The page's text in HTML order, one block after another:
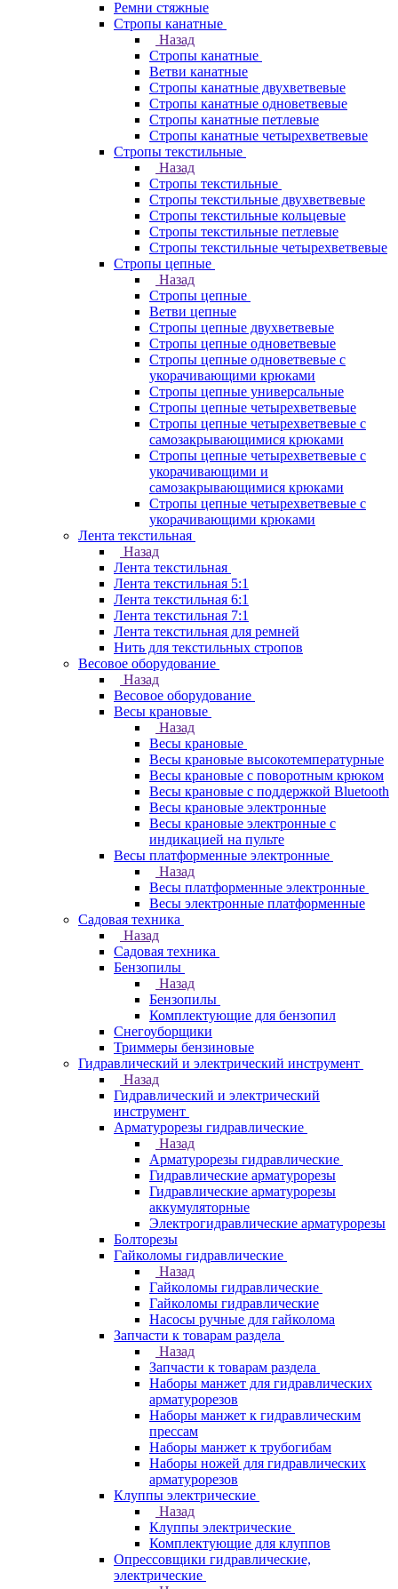
Ремни стяжные
Стропы канатные
Назад
Стропы канатные
Ветви канатные
Стропы канатные двухветвевые
Стропы канатные одноветвевые
Стропы канатные петлевые
Стропы канатные четырехветвевые
Стропы текстильные
Назад
Стропы текстильные
Стропы текстильные двухветвевые
Стропы текстильные кольцевые
Стропы текстильные петлевые
Стропы текстильные четырехветвевые
Стропы цепные
Назад
Стропы цепные
Ветви цепные
Стропы цепные двухветвевые
Стропы цепные одноветвевые
Стропы цепные одноветвевые с
укорачивающими крюками
Стропы цепные универсальные
Стропы цепные четырехветвевые
Стропы цепные четырехветвевые с
самозакрывающимися крюками
Стропы цепные четырехветвевые с
укорачивающими и
самозакрывающимися крюками
Стропы цепные четырехветвевые с
укорачивающими крюками
Лента текстильная
Назад
Лента текстильная
Лента текстильная 5:1
Лента текстильная 6:1
Лента текстильная 7:1
Лента текстильная для ремней
Нить для текстильных стропов
Весовое оборудование
Назад
Весовое оборудование
Весы крановые
Назад
Весы крановые
Весы крановые высокотемпературные
Весы крановые с поворотным крюком
Весы крановые с поддержкой Bluetooth
Весы крановые электронные
Весы крановые электронные с
индикацией на пульте
Весы платформенные электронные
Назад
Весы платформенные электронные
Весы электронные платформенные
Садовая техника
Назад
Садовая техника
Бензопилы
Назад
Бензопилы
Комплектующие для бензопил
Снегоуборщики
Триммеры бензиновые
Гидравлический и электрический инструмент
Назад
Гидравлический и электрический
инструмент
Арматурорезы гидравлические
Назад
Арматурорезы гидравлические
Гидравлические арматурорезы
Гидравлические арматурорезы
аккумуляторные
Электрогидравлические арматурорезы
Болторезы
Гайколомы гидравлические
Назад
Гайколомы гидравлические
Гайколомы гидравлические
Насосы ручные для гайколома
Запчасти к товарам раздела
Назад
Запчасти к товарам раздела
Наборы манжет для гидравлических
арматурорезов
Наборы манжет к гидравлическим
прессам
Наборы манжет к трубогибам
Наборы ножей для гидравлических
арматурорезов
Клуппы электрические
Назад
Клуппы электрические
Комплектующие для клуппов
Опрессовщики гидравлические,
электрические